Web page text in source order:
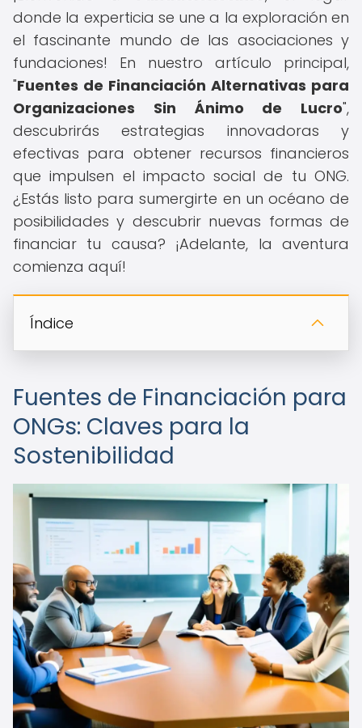
donde la experticia se une a la exploración en
el fascinante mundo de las asociaciones y
fundaciones! En nuestro artículo principal,
"Fuentes de Financiación Alternativas para
Organizaciones Sin Ánimo de Lucro",
descubrirás estrategias innovadoras y
efectivas para obtener recursos financieros
que impulsen el impacto social de tu ONG.
¿Estás listo para sumergirte en un océano de
posibilidades y descubrir nuevas formas de
financiar tu causa? ¡Adelante, la aventura
comienza aquí!
Índice
Fuentes de Financiación para
ONGs: Claves para la
Sostenibilidad